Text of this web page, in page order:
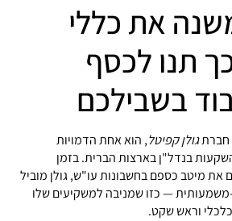
משנה את כללי
תנו לכסף
בשבילכם
חברתגולן קפיטל, הוא אחת הדמויות
בנדל"ן בארצות הברית. בזמן
את מיטב כספם בחשבונות עו"ש, גולן מוביל
— כזו שמניבה למשקיעים שלו
וראש שקט.